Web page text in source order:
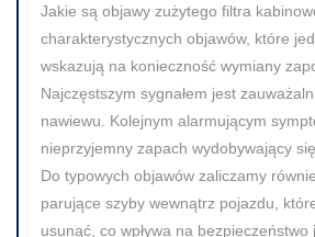
Jakie są objawy zużytego filtra
charakterystycznych objawów, które
wskazują na konieczność wymiany
Najczęstszym sygnałem jest
nawiewu. Kolejnym alarmującym
nieprzyjemny zapach wydobywający
Do typowych objawów zaliczamy
parujące szyby wewnątrz pojazdu,
usunąć, co wpływa na